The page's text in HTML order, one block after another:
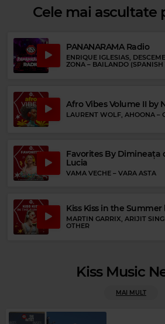
Rock 80s & 90s
I CAN'T QUIT YOU, BABY
Cele mai ascultate
PANANARAMA Radio
ENRIQUE IGLESIAS,
ZONA – BAILANDO (SPANISH
Afro Vibes Volume II by
LAURENT WOLF, AHOONA –
Favorites By Dimineața
Lucia
VAMA VECHE – VARA ASTA
Kiss Kiss in the Summer
MARTIN GARRIX, ARIJIT
OTHER
Kiss Music
MAI MULT